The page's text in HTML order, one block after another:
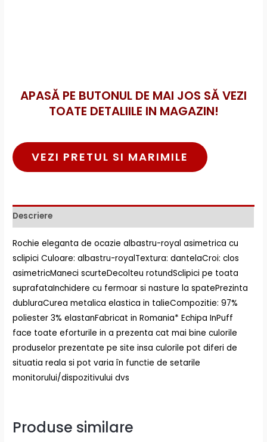
APASĂ PE BUTONUL DE MAI JOS SĂ VEZI
TOATE DETALIILE IN MAGAZIN!
VEZI PRETUL SI MARIMILE
Descriere
Rochie eleganta de ocazie albastru-royal asimetrica cu
sclipici Culoare: albastru-royalTextura: dantelaCroi: clos
asimetricManeci scurteDecolteu rotundSclipici pe toata
suprafataInchidere cu fermoar si nasture la spatePrezinta
dubluraCurea metalica elastica in talieCompozitie: 97%
poliester 3% elastanFabricat in Romania* Echipa InPuff
face toate eforturile in a prezenta cat mai bine culorile
produselor prezentate pe site insa culorile pot diferi de
situatia reala si pot varia în functie de setarile
monitorului/dispozitivului dvs
Produse similare